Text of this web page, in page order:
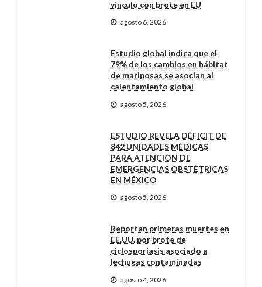
vínculo con brote en EU
agosto 6, 2026
Estudio global indica que el
79% de los cambios en hábitat
de mariposas se asocian al
calentamiento global
agosto 5, 2026
ESTUDIO REVELA DÉFICIT DE
842 UNIDADES MÉDICAS
PARA ATENCIÓN DE
EMERGENCIAS OBSTÉTRICAS
EN MÉXICO
agosto 5, 2026
Reportan primeras muertes en
EE.UU. por brote de
ciclosporiasis asociado a
lechugas contaminadas
agosto 4, 2026